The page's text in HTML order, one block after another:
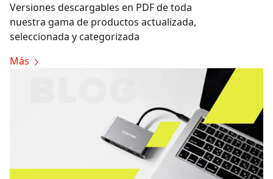
Versiones descargables en PDF de toda
nuestra gama de productos actualizada,
seleccionada y categorizada
Más